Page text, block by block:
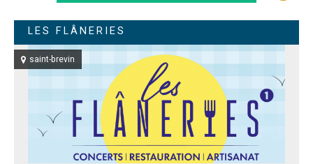
LES FLÂNERIES
saint-brevin